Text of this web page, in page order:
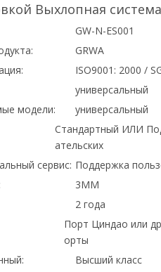
Выхлопная система
GW-N-ES001
GRWA
ISO9001: 2000 /
универсальный
модели:
универсальный
Стандартный ИЛИ
ательских
сервис: Поддержка
3MM
2 года
Порт Циндао или
орты
Высший класс